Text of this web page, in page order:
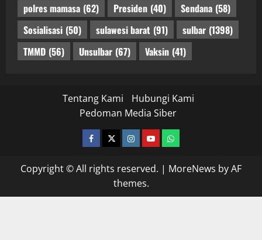
polres mamasa (62) Presiden (40) Sendana (58)
Sosialisasi (50) sulawesi barat (91) sulbar (1398)
TMMD (56) Unsulbar (67) Vaksin (41)
Tentang Kami
Hubungi Kami
Pedoman Media Siber
facebooktwitterinstagram.com
youtubewhatsapp
Copyright © All rights reserved. | MoreNews by AF
themes.